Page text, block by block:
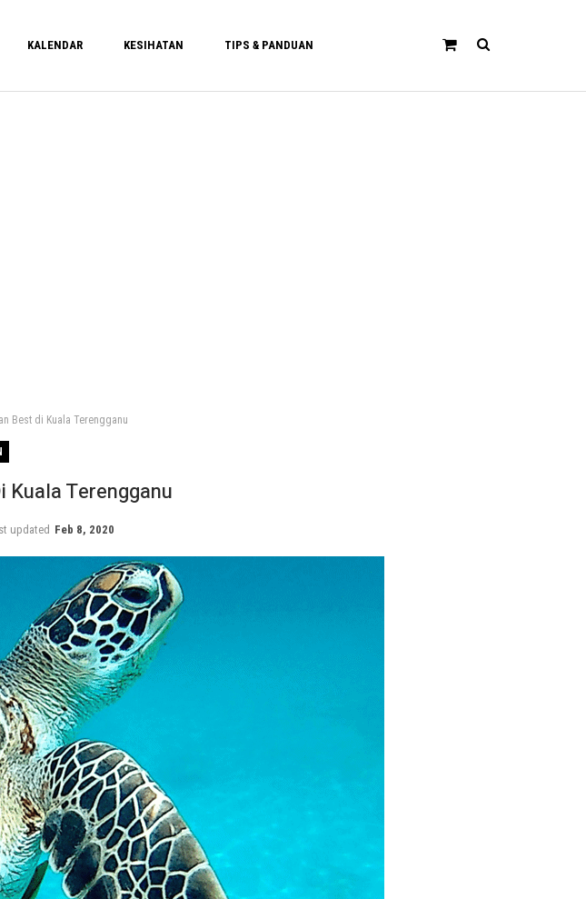
KALENDAR KESIHATAN TIPS & PANDUAN
Best di Kuala Terengganu
Kuala Terengganu
updated Feb 8, 2020